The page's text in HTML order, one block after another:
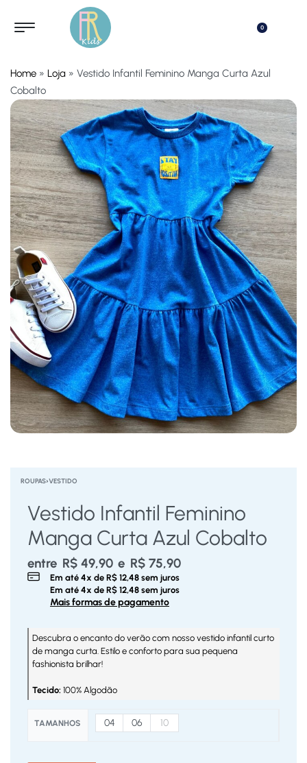
0
Home » Loja » Vestido Infantil Feminino Manga Curta Azul
Cobalto
ROUPAS›VESTIDO
Vestido Infantil Feminino
Manga Curta Azul Cobalto
entre R$49,90 e R$75,90
Em até 4x de R$ 12,48 sem juros
Em até 4x de R$ 12,48 sem juros
Mais formas de pagamento
Descubra o encanto do verão com nosso vestido infantil curto
de manga curta. Estilo e conforto para sua pequena
fashionista brilhar!
Tecido: 100% Algodão
TAMANHOS 04 06 10